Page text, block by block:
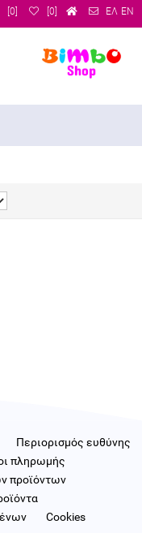
ΕΛ EN
[0] [0]
Περιορισμός ευθύνης
πληρωμής
προϊόντων
Cookies